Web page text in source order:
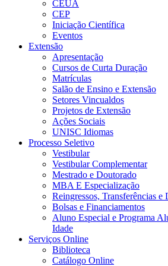
CEUA
CEP
Iniciação Científica
Eventos
Extensão
Apresentação
Cursos de Curta Duração
Matrículas
Salão de Ensino e Extensão
Setores Vincualdos
Projetos de Extensão
Ações Sociais
UNISC Idiomas
Processo Seletivo
Vestibular
Vestibular Complementar
Mestrado e Doutorado
MBA E Especialização
Reingressos, Transferências e
Bolsas e Financiamentos
Aluno Especial e Programa
Idade
Serviços Online
Biblioteca
Catálogo Online